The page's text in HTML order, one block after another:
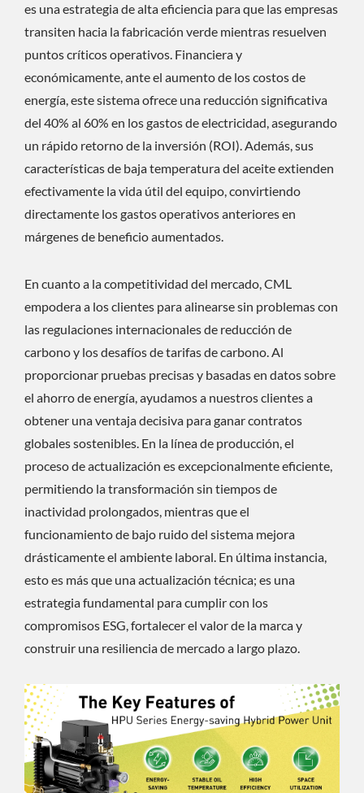
es una estrategia de alta eficiencia para que las empresas
transiten hacia la fabricación verde mientras resuelven
puntos críticos operativos. Financiera y
económicamente, ante el aumento de los costos de
energía, este sistema ofrece una reducción significativa
del 40% al 60% en los gastos de electricidad, asegurando
un rápido retorno de la inversión (ROI). Además, sus
características de baja temperatura del aceite extienden
efectivamente la vida útil del equipo, convirtiendo
directamente los gastos operativos anteriores en
márgenes de beneficio aumentados.
En cuanto a la competitividad del mercado, CML
empodera a los clientes para alinearse sin problemas con
las regulaciones internacionales de reducción de
carbono y los desafíos de tarifas de carbono. Al
proporcionar pruebas precisas y basadas en datos sobre
el ahorro de energía, ayudamos a nuestros clientes a
obtener una ventaja decisiva para ganar contratos
globales sostenibles. En la línea de producción, el
proceso de actualización es excepcionalmente eficiente,
permitiendo la transformación sin tiempos de
inactividad prolongados, mientras que el
funcionamiento de bajo ruido del sistema mejora
drásticamente el ambiente laboral. En última instancia,
esto es más que una actualización técnica; es una
estrategia fundamental para cumplir con los
compromisos ESG, fortalecer el valor de la marca y
construir una resiliencia de mercado a largo plazo.